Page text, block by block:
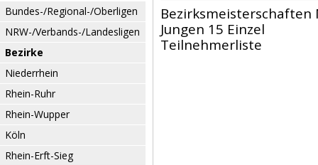
Bundes-/Regional-/Oberligen
NRW-/Verbands-/Landesligen
Bezirke
Niederrhein
Rhein-Ruhr
Rhein-Wupper
Köln
Rhein-Erft-Sieg
Bezirksmeisterschaften
Jungen 15 Einzel
Teilnehmerliste